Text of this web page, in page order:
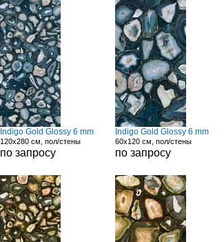
Indigo Gold Glossy 6 mm
120x280 см, пол/стены
по запросу
Indigo Gold Glossy 6 mm
60x120 см, пол/стены
по запросу